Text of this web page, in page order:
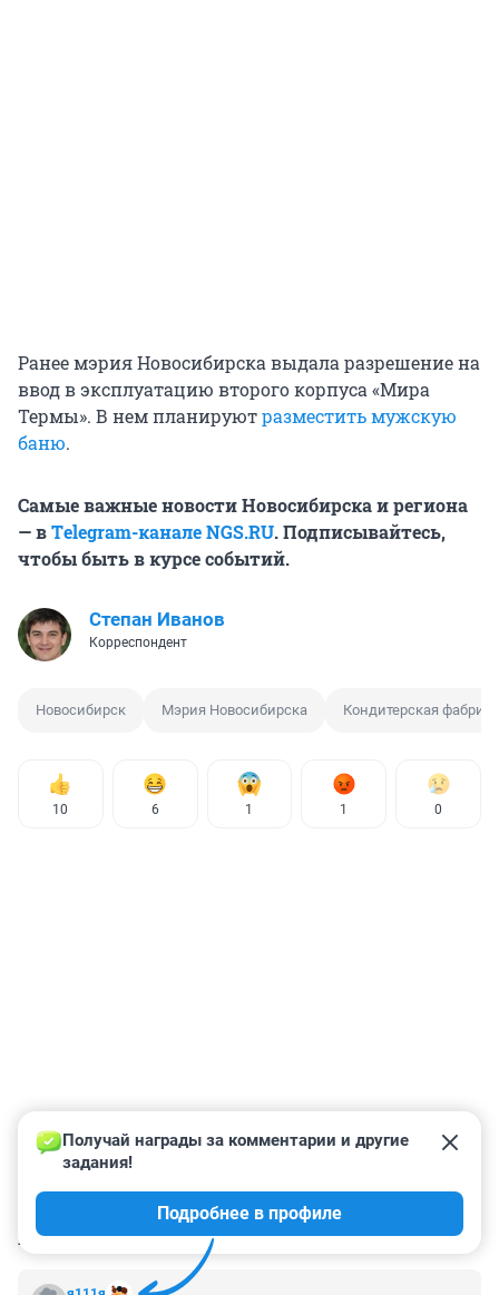
Ранее мэрия Новосибирска выдала разрешение на
ввод в эксплуатацию второго корпуса «Мира
Термы». В нем планируютразместить мужскую
баню.
Самые важные новости Новосибирска и региона
— вТelegram-канале NGS.RU. Подписывайтесь,
чтобы быть в курсе событий.
Степан Иванов
Корреспондент
Новосибирск Мэрия Новосибирска Кондитерская фабрика
10 6 1 1 0
КОММЕНТАРИИ 79
Получай награды за комментарии и другие
задания!
Подробнее в профиле